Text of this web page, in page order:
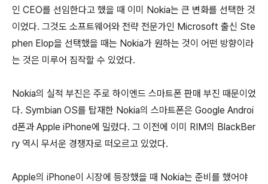
인 CEO를 선임한다고 했을 때 이미 Nokia는 큰 변화를 선택한 것
이었다. 그것도 소프트웨어와 전략 전문가인 Microsoft 출신 Ste
phen Elop을 선택했을 때는 Nokia가 원하는 것이 어떤 방향이라
는 것은 미루어 짐작할 수 있었다.
Nokia의 실적 부진은 주로 하이엔드 스마트폰 판매 부진 때문이었
다. Symbian OS를 탑재한 Nokia의 스마트폰은 Google Androi
d폰과 Apple iPhone에 밀렸다. 그 이전에 이미 RIM의 BlackBer
ry 역시 무서운 경쟁자로 떠오르고 있었다.
Apple의 iPhone이 시장에 등장했을 때 Nokia는 준비를 했어야